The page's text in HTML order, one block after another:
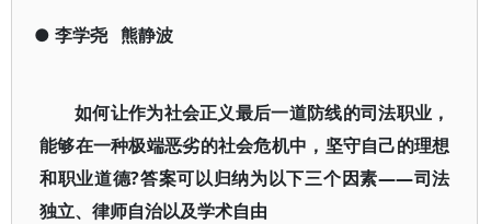
● 李学尧 熊静波
如何让作为社会正义最后一道防线的司法职业，
能够在一种极端恶劣的社会危机中，坚守自己的理想
和职业道德?答案可以归纳为以下三个因素——司法
独立、律师自治以及学术自由